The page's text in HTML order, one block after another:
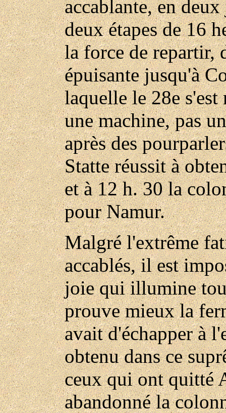
accablante, en
deux étapes de 16
la force de repartir,
épuisante jusqu'à
laquelle le 28e s'est
une machine, pas
après des
Statte réussit à
et à 12 h. 30 la
pour Namur.
Malgré l'extrême
accablés, il est
joie qui illumine
prouve mieux la
avait d'échapper à
obtenu dans ce
ceux qui ont quitté
abandonné la